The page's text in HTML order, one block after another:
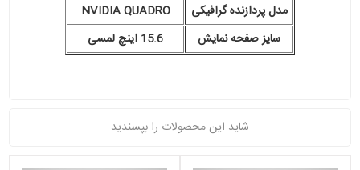
مدل پردازنده گرافیکی
NVIDIA QUADRO
سایز صفحه نمایش
15.6 اینچ لمسی
شاید این محصولات را بپسندید